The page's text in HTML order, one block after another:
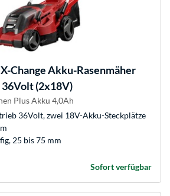
Change Akku-Rasenmäher
36Volt (2x18V)
Plus Akku 4,0Ah
36Volt, zwei 18V-Akku-Steckplätze
25 bis 75 mm
Sofort verfügbar